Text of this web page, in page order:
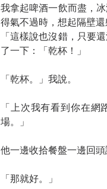
我拿起啤酒一飲而盡，
得氣不過時，想起隔壁
「這樣說也沒錯，只要
了一下：「乾杯！」
「乾杯。」我說。
「上次我有看到你在
場。」
他一邊收拾餐盤一邊回頭
「那就好。」